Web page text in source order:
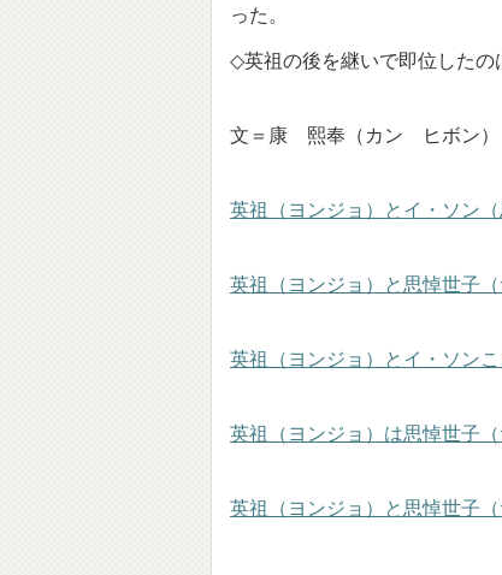
った。
◇英祖の後を継いで即位したの
文＝康 熙奉（カン ヒボン）
英祖（ヨンジョ）とイ・ソン
英祖（ヨンジョ）と思悼世子
英祖（ヨンジョ）とイ・ソン
英祖（ヨンジョ）は思悼世子
英祖（ヨンジョ）と思悼世子